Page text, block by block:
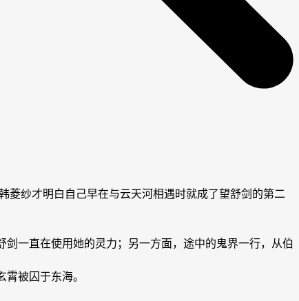
菱纱才明白自己早在与云天河相遇时就成了望舒剑的第二
一直在使用她的灵力；另一方面，途中的鬼界一行，从伯
被囚于东海。